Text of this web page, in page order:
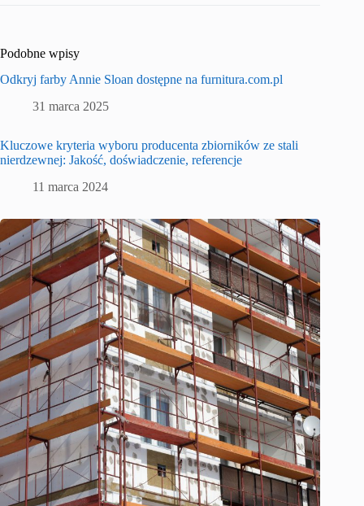
Podobne wpisy
Odkryj farby Annie Sloan dostępne na furnitura.com.pl
31 marca 2025
Kluczowe kryteria wyboru producenta zbiorników ze stali
nierdzewnej: Jakość, doświadczenie, referencje
11 marca 2024